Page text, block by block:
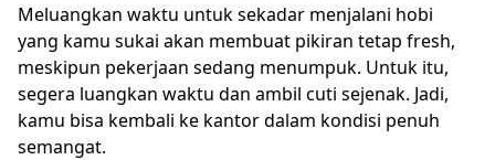
Meluangkan waktu untuk sekadar menjalani hobi
yang kamu sukai akan membuat pikiran tetap fresh,
meskipun pekerjaan sedang menumpuk. Untuk itu,
segera luangkan waktu dan ambil cuti sejenak. Jadi,
kamu bisa kembali ke kantor dalam kondisi penuh
semangat.